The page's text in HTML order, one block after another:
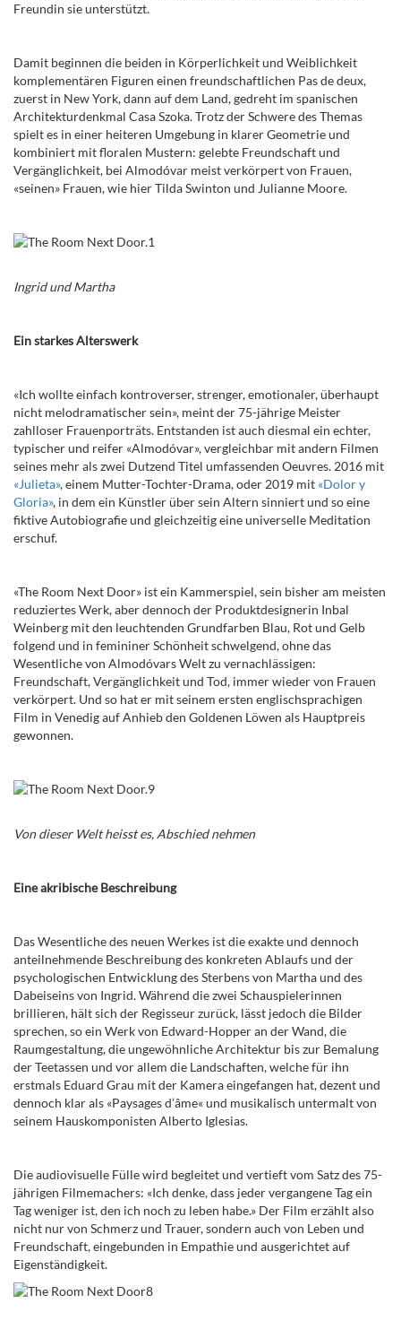
Freundin sie unterstützt.
Damit beginnen die beiden in Körperlichkeit und Weiblichkeit
komplementären Figuren einen freundschaftlichen Pas de deux,
zuerst in New York, dann auf dem Land, gedreht im spanischen
Architekturdenkmal Casa Szoka. Trotz der Schwere des Themas
spielt es in einer heiteren Umgebung in klarer Geometrie und
kombiniert mit floralen Mustern: gelebte Freundschaft und
Vergänglichkeit, bei Almodóvar meist verkörpert von Frauen,
«seinen» Frauen, wie hier Tilda Swinton und Julianne Moore.
Ingrid und Martha
Ein starkes Alterswerk
«Ich wollte einfach kontroverser, strenger, emotionaler, überhaupt
nicht melodramatischer sein», meint der 75-jährige Meister
zahlloser Frauenporträts. Entstanden ist auch diesmal ein echter,
typischer und reifer «Almodóvar», vergleichbar mit andern Filmen
seines mehr als zwei Dutzend Titel umfassenden Oeuvres. 2016 mit
«Julieta», einem Mutter-Tochter-Drama, oder 2019 mit «Dolor y
Gloria», in dem ein Künstler über sein Altern sinniert und so eine
fiktive Autobiografie und gleichzeitig eine universelle Meditation
erschuf.
«The Room Next Door» ist ein Kammerspiel, sein bisher am meisten
reduziertes Werk, aber dennoch der Produktdesignerin Inbal
Weinberg mit den leuchtenden Grundfarben Blau, Rot und Gelb
folgend und in femininer Schönheit schwelgend, ohne das
Wesentliche von Almodóvars Welt zu vernachlässigen:
Freundschaft, Vergänglichkeit und Tod, immer wieder von Frauen
verkörpert. Und so hat er mit seinem ersten englischsprachigen
Film in Venedig auf Anhieb den Goldenen Löwen als Hauptpreis
gewonnen.
Von dieser Welt heisst es, Abschied nehmen
Eine akribische Beschreibung
Das Wesentliche des neuen Werkes ist die exakte und dennoch
anteilnehmende Beschreibung des konkreten Ablaufs und der
psychologischen Entwicklung des Sterbens von Martha und des
Dabeiseins von Ingrid. Während die zwei Schauspielerinnen
brillieren, hält sich der Regisseur zurück, lässt jedoch die Bilder
sprechen, so ein Werk von Edward-Hopper an der Wand, die
Raumgestaltung, die ungewöhnliche Architektur bis zur Bemalung
der Teetassen und vor allem die Landschaften, welche für ihn
erstmals Eduard Grau mit der Kamera eingefangen hat, dezent und
dennoch klar als «Paysages d’âme« und musikalisch untermalt von
seinem Hauskomponisten Alberto Iglesias.
Die audiovisuelle Fülle wird begleitet und vertieft vom Satz des 75-
jährigen Filmemachers: «Ich denke, dass jeder vergangene Tag ein
Tag weniger ist, den ich noch zu leben habe.» Der Film erzählt also
nicht nur von Schmerz und Trauer, sondern auch von Leben und
Freundschaft, eingebunden in Empathie und ausgerichtet auf
Eigenständigkeit.